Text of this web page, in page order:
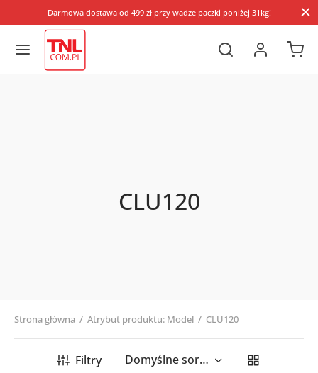
Darmowa dostawa od 499 zł przy wadze paczki poniżej 31kg!
CLU120
Strona główna / Atrybut produktu: Model / CLU120
Filtry